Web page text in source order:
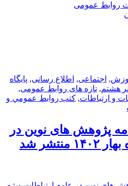
روابط عمومی
, اجتماعی, اطلاع رسانی, پایگاه
هشتم, تازه های روابط عمومی,
و ارتباطات, كتب روابط عمومي و
پژوهش های نوین در
شد